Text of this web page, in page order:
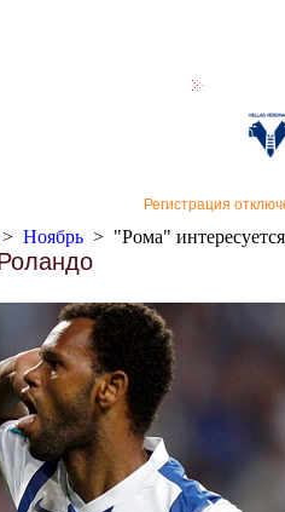
Регистрация
> Ноябрь > "Рома"